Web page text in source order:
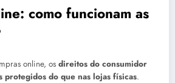
como funcionam as
online, os direitos do consumidor
protegidos do que nas lojas físicas.